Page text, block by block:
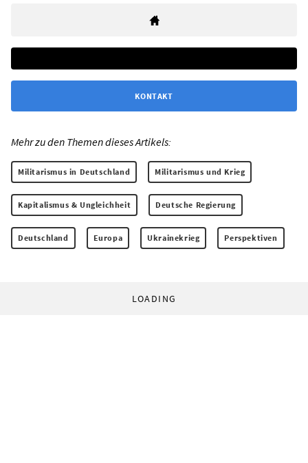
KONTAKT
Mehr zu den Themen dieses Artikels:
Militarismus in Deutschland Militarismus und Krieg
Kapitalismus & Ungleichheit Deutsche Regierung
Deutschland Europa Ukrainekrieg Perspektiven
LOADING